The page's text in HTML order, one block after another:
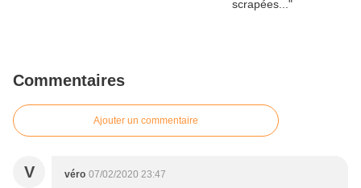
Commentaires
Ajouter un commentaire
V véro 07/02/2020 23:47